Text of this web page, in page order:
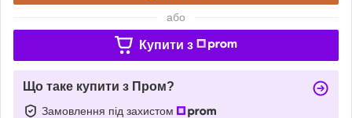
або
Купити з
Що таке купити з Пром?
Замовлення під захистом